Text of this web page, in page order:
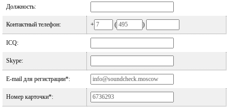
Должность:
Контактный телефон: + ( )
ICQ:
Skype:
E-mail для регистрации*:
Номер карточки*: